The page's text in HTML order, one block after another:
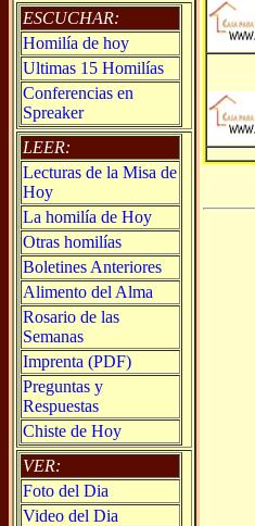
ESCUCHAR:
Homilía de hoy
Ultimas 15 Homilías
Conferencias en
Spreaker
LEER:
Lecturas de la Misa de
Hoy
La homilía de Hoy
Otras homilías
Boletines Anteriores
Alimento del Alma
Rosario de las
Semanas
Imprenta (PDF)
Preguntas y
Respuestas
Chiste de Hoy
VER:
Foto del Dia
Video del Dia